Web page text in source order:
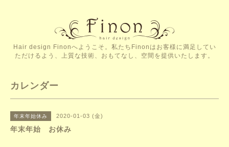
Hair design Finonへようこそ。私たちFinonはお客様に満足してい
ただけるよう、上質な技術、おもてなし、空間を提供いたします。
カレンダー
年末年始休み 2020-01-03 (金)
年末年始 お休み